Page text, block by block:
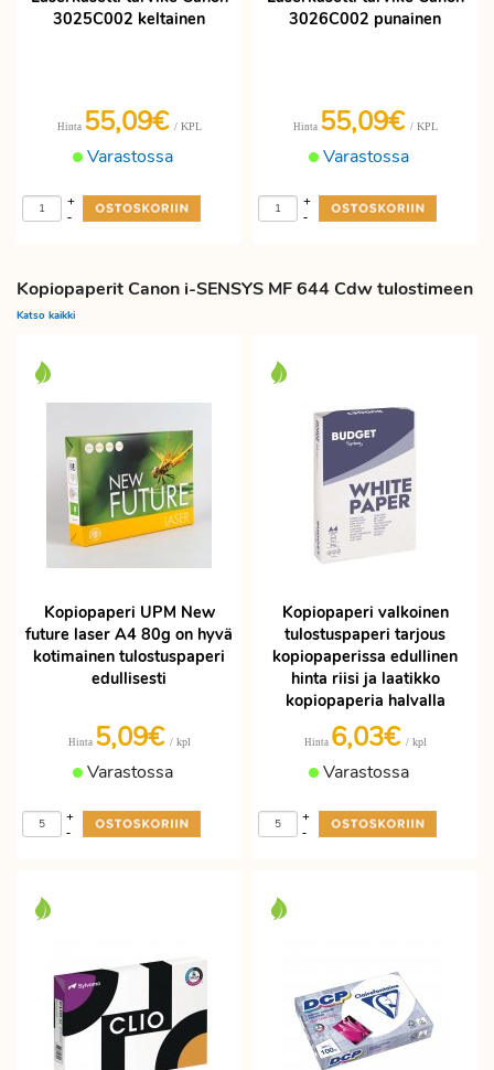
3025C002 keltainen
Varastossa
Hinta 55,09€ / KPL
-
+
3026C002 punainen
Varastossa
Hinta 55,09€ / KPL
-
+
Kopiopaperit Canon i-SENSYS MF 644 Cdw tulostimeen
Katso kaikki
Kopiopaperi UPM New
future laser A4 80g on hyvä
kotimainen tulostuspaperi
edullisesti
Hinta 5,09€ / kpl
Varastossa
-
+
Kopiopaperi valkoinen
tulostuspaperi tarjous
kopiopaperissa edullinen
hinta riisi ja laatikko
kopiopaperia halvalla
Hinta 6,03€ / kpl
Varastossa
-
+